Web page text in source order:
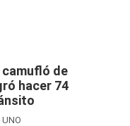
camufló de
hacer 74